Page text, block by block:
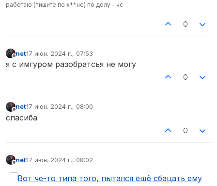
работаю (пишите по х**не) по делу - чс
0
net17 июн. 2024 г., 07:53
отредактировано
я с имгуром разобратсья не могу
0
Не в сети
net17 июн. 2024 г., 08:00
отредактировано
спасиба
0
net17 июн. 2024 г., 08:02
отредактировано